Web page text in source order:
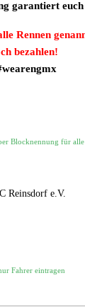
garantiert
Rennen
bezahlen!
Blocknennung für alle
Reinsdorf e.V.
Fahrer eintragen